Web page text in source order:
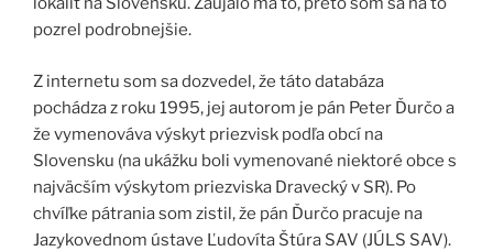
pozrel podrobnejšie.
Z internetu som sa dozvedel, že táto databáza
pochádza z roku 1995, jej autorom je pán Peter Ďurčo a
že vymenováva výskyt priezvisk podľa obcí na
Slovensku (na ukážku boli vymenované niektoré obce s
najväcším výskytom priezviska Dravecký v SR). Po
chvíľke pátrania som zistil, že pán Ďurčo pracuje na
Jazykovednom ústave Ľudovíta Štúra SAV (JÚLS SAV).